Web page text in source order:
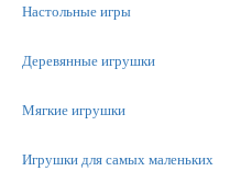
Настольные игры
Деревянные игрушки
Мягкие игрушки
Игрушки для самых маленьких